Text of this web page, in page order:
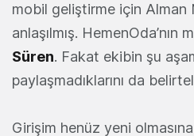
mobil geliştirme için Alman
anlaşılmış. HemenOda’nın
Süren. Fakat ekibin şu
paylaşmadıklarını da
Girişim henüz yeni